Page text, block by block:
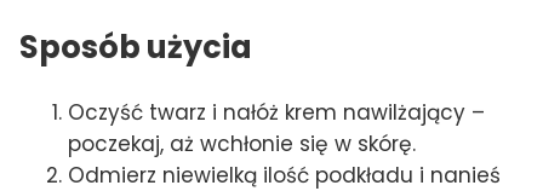
Sposób użycia
Oczyść twarz i nałóż krem nawilżający –
poczekaj, aż wchłonie się w skórę.
Odmierz niewielką ilość podkładu i nanieś